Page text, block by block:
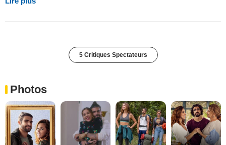
5 Critiques Spectateurs
Photos